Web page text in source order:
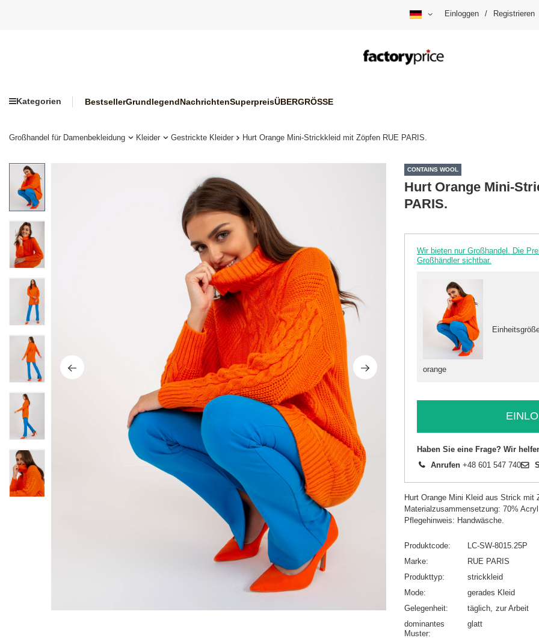
Einloggen / Registrieren
Kategorien BestsellerGrundlegendNachrichtenSuperpreisÜBERGRÖSSE
Großhandel für Damenbekleidung Kleider Gestrickte Kleider Hurt Orange Mini-Strickkleid mit Zöpfen RUE PARIS.
CONTAINS WOOL
Hurt Orange Mini-
PARIS.
Wir bieten nur Großhandel. Die
Großhändler sichtbar.
orange
Haben Sie eine Frage? Wir
Anrufen +48 601 547 740
Hurt Orange Mini Kleid aus Strick mit
Materialzusammensetzung: 70%
Pflegehinweis: Handwäsche.
Produktcode
LC-SW-8015.25P
Marke
RUE PARIS
Produkttyp
strickkleid
Mode
gerades Kleid
Gelegenheit
täglich zur Arbeit
dominantes
Muster
glatt